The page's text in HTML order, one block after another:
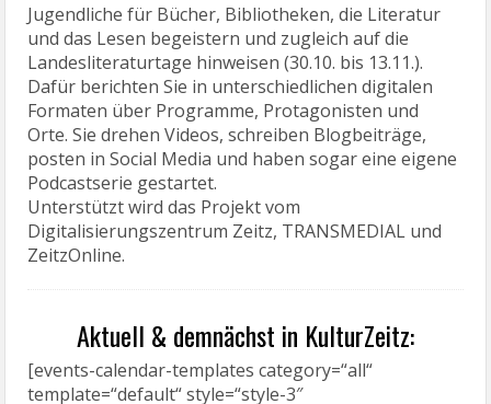
Jugendliche für Bücher, Bibliotheken, die Literatur
und das Lesen begeistern und zugleich auf die
Landesliteraturtage hinweisen (30.10. bis 13.11.).
Dafür berichten Sie in unterschiedlichen digitalen
Formaten über Programme, Protagonisten und
Orte. Sie drehen Videos, schreiben Blogbeiträge,
posten in Social Media und haben sogar eine eigene
Podcastserie gestartet.
Unterstützt wird das Projekt vom
Digitalisierungszentrum Zeitz, TRANSMEDIAL und
ZeitzOnline.
Aktuell & demnächst in KulturZeitz:
[events-calendar-templates category=“all“
template=“default“ style=“style-3″